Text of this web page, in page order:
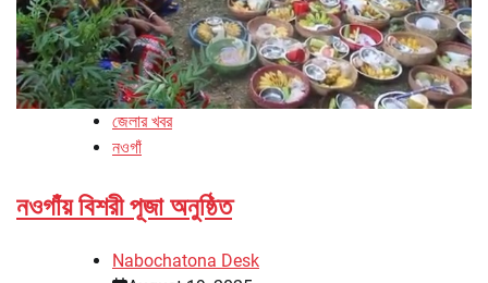
জেলার খবর
নওগাঁ
নওগাঁয় বিশরী পূজা অনুষ্ঠিত
Nabochatona Desk